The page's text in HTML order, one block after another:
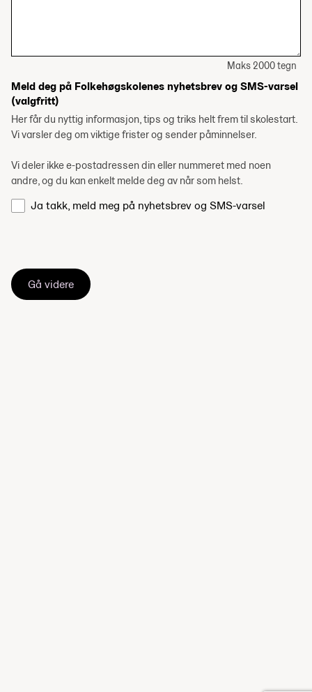
Maks 2000 tegn
Meld deg på Folkehøgskolenes nyhetsbrev og SMS-varsel
(valgfritt)
Her får du nyttig informasjon, tips og triks helt frem til skolestart.
Vi varsler deg om viktige frister og sender påminnelser.
Vi deler ikke e-postadressen din eller nummeret med noen
andre, og du kan enkelt melde deg av når som helst.
Ja takk, meld meg på nyhetsbrev og SMS-varsel
Gå videre